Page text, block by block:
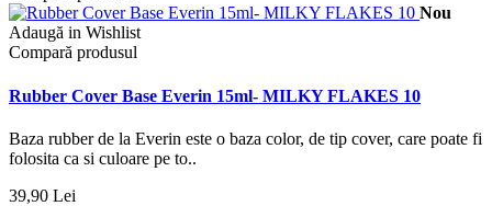
Nou
Adaugă in Wishlist
Compară produsul
Rubber Cover Base Everin 15ml- MILKY FLAKES 10
Baza rubber de la Everin este o baza color, de tip cover, care poate fi
folosita ca si culoare pe to..
39,90 Lei